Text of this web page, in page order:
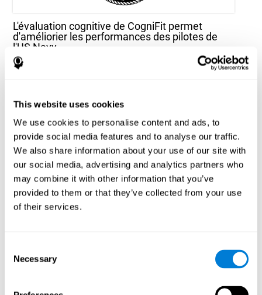
This website uses cookies
We use cookies to personalise content and ads, to
provide social media features and to analyse our traffic.
We also share information about your use of our site with
our social media, advertising and analytics partners who
may combine it with other information that you’ve
provided to them or that they’ve collected from your use
of their services.
Selection
Necessary
L'évaluation cognitive de CogniFit permet
d'améliorier les performances des pilotes de
l'US Navy
Joseph F.Chandler, Richard D. Arnold, Jeffrey B. Phillips, Ashley E.
Turnmire - Predicting individual differences in response to sleep
Article complet disponible via PubMed
L'influence des habitudes saines sur les
fonctions cognitives dans un groupe de patients
Cognitive Functions in a Group of Hemodialysis Patients. Journal